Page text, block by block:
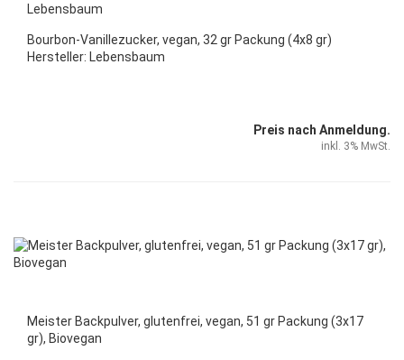
Lebensbaum
Bourbon-Vanillezucker, vegan, 32 gr Packung (4x8 gr)
Hersteller: Lebensbaum
Preis nach Anmeldung.
inkl. 3% MwSt.
Meister Backpulver, glutenfrei, vegan, 51 gr Packung (3x17
gr), Biovegan